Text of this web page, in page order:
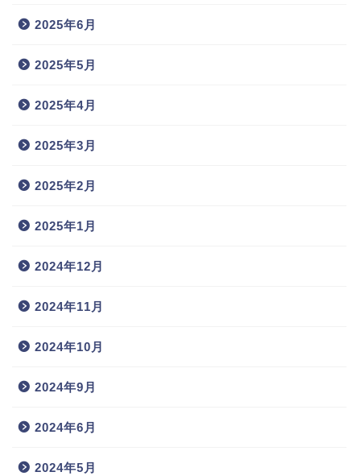
2025年6月
2025年5月
2025年4月
2025年3月
2025年2月
2025年1月
2024年12月
2024年11月
2024年10月
2024年9月
2024年6月
2024年5月